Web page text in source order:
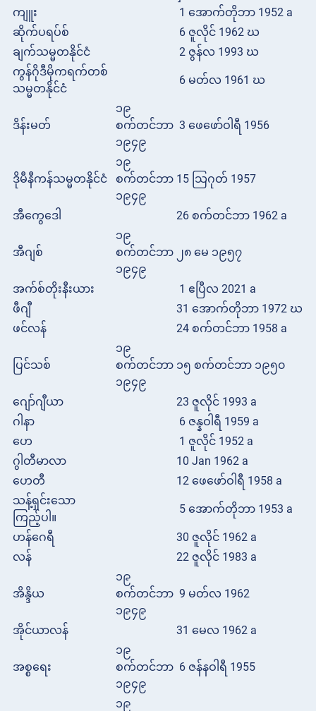
ကျူး
1 အောက်တိုဘာ 1952 a
ဆိုက်ပရပ်စ်
6 ဇူလိုင် 1962 ဃ
ချက်သမ္မတနိုင်ငံ
2 ဇွန်လ 1993 ဃ
ကွန်ဂိုဒီမိုကရက်တစ်
သမ္မတနိုင်ငံ
6 မတ်လ 1961 ဃ
ဒိန်းမတ်
၁၉
စက်တင်ဘာ
၁၉၄၉
3 ဖေဖော်ဝါရီ 1956
ဒိုမီနီကန်သမ္မတနိုင်ငံ
၁၉
စက်တင်ဘာ
၁၉၄၉
15 သြဂုတ် 1957
အီကွေဒေါ 26 စက်တင်ဘာ 1962 a
အီဂျစ်
၁၉
စက်တင်ဘာ
၁၉၄၉
၂၈ မေ ၁၉၅၇
အက်စ်တိုးနီးယား
1 ဧပြီလ 2021 a
ဖီဂျီ
31 အောက်တိုဘာ 1972 ဃ
ဖင်လန်
24 စက်တင်ဘာ 1958 a
ပြင်သစ်
၁၉
စက်တင်ဘာ
၁၉၄၉
၁၅ စက်တင်ဘာ ၁၉၅၀
ဂျော်ဂျီယာ
23 ဇူလိုင် 1993 a
ဂါနာ
6 ဇန္နဝါရီ 1959 a
ဟေ
1 ဇူလိုင် 1952 a
ဂွါတီမာလာ
10 Jan 1962 a
ဟေတီ
12 ဖေဖော်ဝါရီ 1958 a
သန့်ရှင်းသော
ကြည့်ပါ။
5 အောက်တိုဘာ 1953 a
ဟန်ဂေရီ
30 ဇူလိုင် 1962 a
လန်
22 ဇူလိုင် 1983 a
အိန္ဒိယ
၁၉
စက်တင်ဘာ
၁၉၄၉
9 မတ်လ 1962
အိုင်ယာလန် 31 မေလ 1962 a
အစ္စရေး
၁၉
စက်တင်ဘာ
၁၉၄၉
6 ဇန်နဝါရီ 1955
၁၉